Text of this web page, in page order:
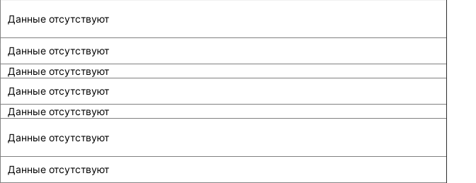
Данные отсутствуют
Данные отсутствуют
Данные отсутствуют
Данные отсутствуют
Данные отсутствуют
Данные отсутствуют
Данные отсутствуют